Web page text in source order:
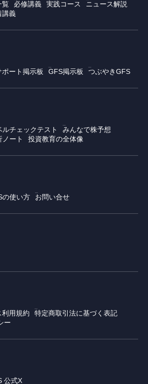
覧 必修講義 実践コース
ニュース解説
講義
ポート掲示板 GFS掲示板 つぶやきGFS
ルチェックテスト
みんなで株予想
ノート 投資教育の全体像
の使い方 お問い合せ
用規約
特定商取引法に基づく表記
ー
公式X